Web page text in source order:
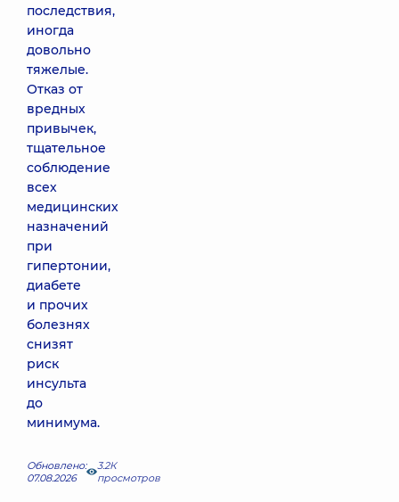
последствия,
иногда
довольно
тяжелые.
Отказ от
вредных
привычек,
тщательное
соблюдение
всех
медицинских
назначений
при
гипертонии,
диабете
и прочих
болезнях
снизят
риск
инсульта
до
минимума.
Обновлено:
07.08.2026
3.2К
просмотров